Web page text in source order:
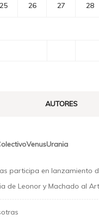
25 26 27 28
AUTORES
participa en lanzamiento
de Leonor y Machado al